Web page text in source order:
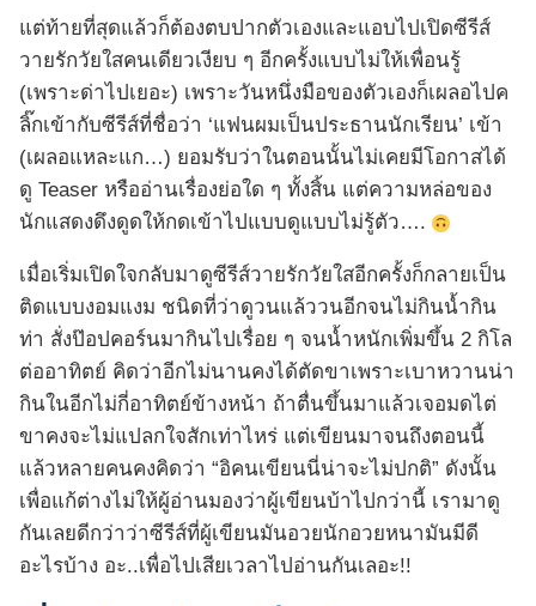
แต่ท้ายที่สุดแล้วก็ต้องตบปากตัวเองและแอบไปเปิดซีรีส์
วายรักวัยใสคนเดียวเงียบ ๆ อีกครั้งแบบไม่ให้เพื่อนรู้
(เพราะด่าไปเยอะ) เพราะวันหนึ่งมือของตัวเองก็เผลอไปค
ลิ๊กเข้ากับซีรีส์ที่ชื่อว่า ‘แฟนผมเป็นประธานนักเรียน’ เข้า
(เผลอแหละแก…) ยอมรับว่าในตอนนั้นไม่เคยมีโอกาสได้
ดู Teaser หรืออ่านเรื่องย่อใด ๆ ทั้งสิ้น แต่ความหล่อของ
นักแสดงดึงดูดให้กดเข้าไปแบบดูแบบไม่รู้ตัว….
เมื่อเริ่มเปิดใจกลับมาดูซีรีส์วายรักวัยใสอีกครั้งก็กลายเป็น
ติดแบบงอมแงม ชนิดที่ว่าดูวนแล้ววนอีกจนไม่กินน้ำกิน
ท่า สั่งป๊อปคอร์นมากินไปเรื่อย ๆ จนน้ำหนักเพิ่มขึ้น 2 กิโล
ต่ออาทิตย์ คิดว่าอีกไม่นานคงได้ตัดขาเพราะเบาหวานน่า
กินในอีกไม่กี่อาทิตย์ข้างหน้า ถ้าตื่นขึ้นมาแล้วเจอมดไต่
ขาคงจะไม่แปลกใจสักเท่าไหร่ แต่เขียนมาจนถึงตอนนี้
แล้วหลายคนคงคิดว่า “อิคนเขียนนี่น่าจะไม่ปกติ” ดังนั้น
เพื่อแก้ต่างไม่ให้ผู้อ่านมองว่าผู้เขียนบ้าไปกว่านี้ เรามาดู
กันเลยดีกว่าว่าซีรีส์ที่ผู้เขียนมันอวยนักอวยหนามันมีดี
อะไรบ้าง อะ..เพื่อไปเสียเวลาไปอ่านกันเลอะ!!